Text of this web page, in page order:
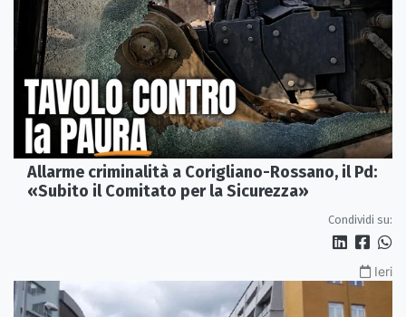
Allarme criminalità a Corigliano-Rossano, il Pd:
«Subito il Comitato per la Sicurezza»
Condividi su:
Ieri